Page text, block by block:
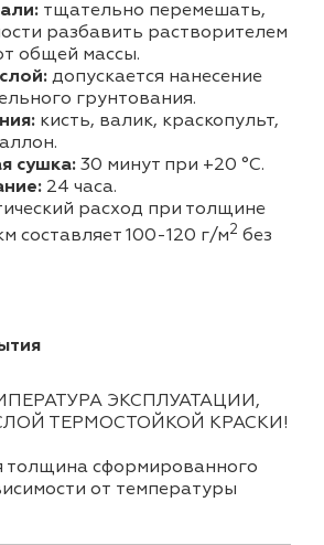
тщательно перемешать,
разбавить растворителем
общей массы.
допускается нанесение
грунтования.
кисть, валик, краскопульт,
сушка: 30 минут при +20 °С.
24 часа.
расход при толщине
составляет 100-120 г/м2 без
ЭКСПЛУАТАЦИИ,
ТЕРМОСТОЙКОЙ КРАСКИ!
толщина сформированного
от температуры